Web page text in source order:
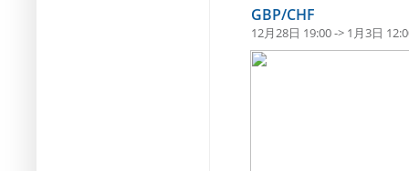
GBP/CHF
12月28日 19:00 -> 1月3日